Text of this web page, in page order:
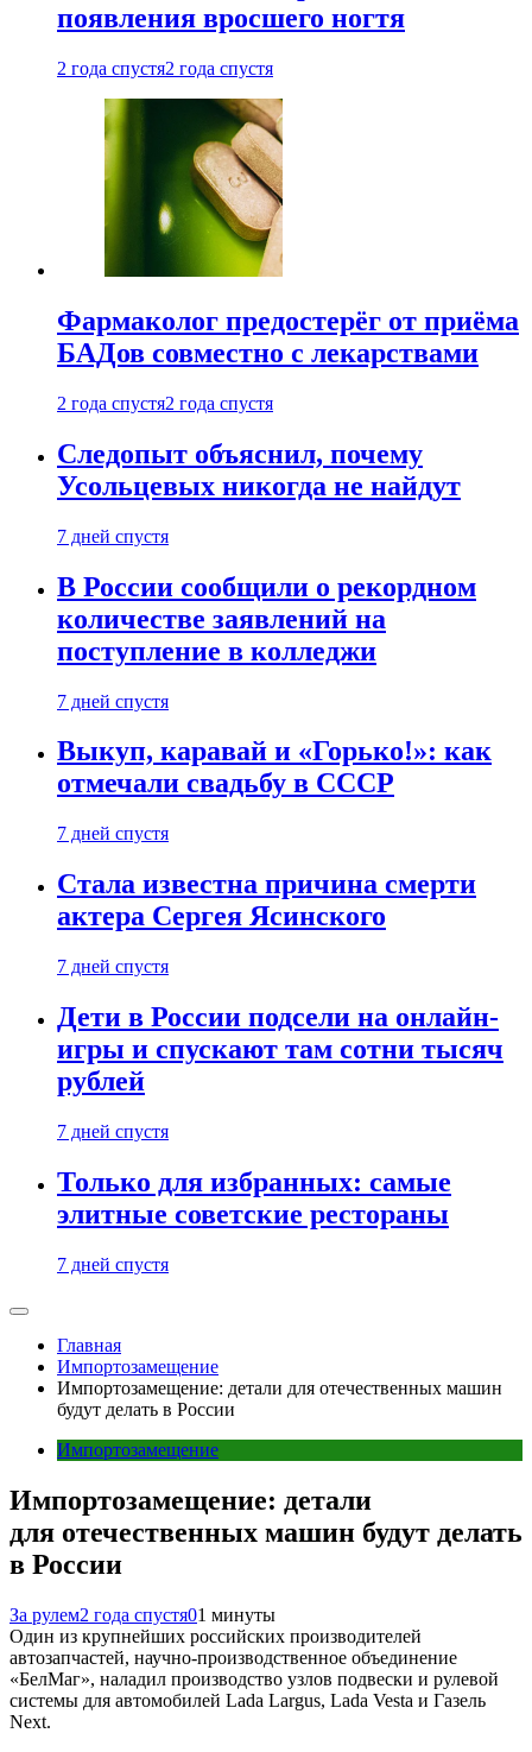
появления вросшего ногтя
2 года спустя2 года спустя
Фармаколог предостерёг от приёма
БАДов совместно с лекарствами
2 года спустя2 года спустя
Следопыт объяснил, почему
Усольцевых никогда не найдут
7 дней спустя
В России сообщили о рекордном
количестве заявлений на
поступление в колледжи
7 дней спустя
Выкуп, каравай и «Горько!»: как
отмечали свадьбу в СССР
7 дней спустя
Стала известна причина смерти
актера Сергея Ясинского
7 дней спустя
Дети в России подсели на онлайн-
игры и спускают там сотни тысяч
рублей
7 дней спустя
Только для избранных: самые
элитные советские рестораны
7 дней спустя
Главная
Импортозамещение
Импортозамещение: детали для отечественных машин
будут делать в России
Импортозамещение
Импортозамещение: детали
для отечественных машин будут делать
в России
За рулем2 года спустя01 минуты
Один из крупнейших российских производителей
автозапчастей, научно-производственное объединение
«БелМаг», наладил производство узлов подвески и рулевой
системы для автомобилей Lada Largus, Lada Vesta и Газель
Next.